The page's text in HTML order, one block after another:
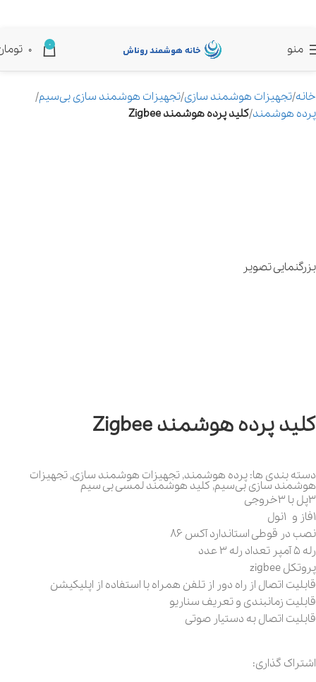
منو 0
0
خانه تجهیزات هوشمند سازی تجهیزات هوشمند سازی بی‌سیم
پرده هوشمند کلید پرده هوشمند Zigbee
بزرگنمایی تصویر
کلید پرده هوشمند Zigbee
دسته بندی ها:پرده هوشمند,تجهیزات هوشمند سازی,تجهیزات
هوشمند سازی بی‌سیم, کلید هوشمند لمسی بی سیم
3پل با 3خروجی
1فاز و 1نول
نصب در قوطی استاندارد آکس 86
رله 5 آمپر تعداد رله 3 عدد
پروتکل zigbee
قابلیت اتصال از راه دور از تلفن همراه با استفاده از اپلیکیشن
قابلیت زمانبندی و تعریف سناریو
قابلیت اتصال به دستیار صوتی
اشتراک گذاری: